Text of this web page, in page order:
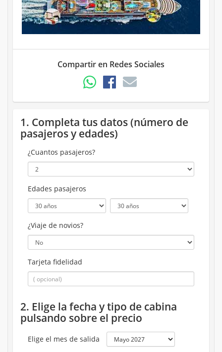
Compartir en Redes Sociales
1. Completa tus datos (número de
pasajeros y edades)
¿Cuantos pasajeros?
Edades pasajeros
¿Viaje de novios?
Tarjeta fidelidad
2. Elige la fecha y tipo de cabina
pulsando sobre el precio
Elige el mes de salida